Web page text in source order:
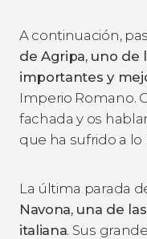
A continuación,
de Agripa, uno
importantes y
Imperio Romano.
fachada y os
que ha sufrido a lo
La última parada
Navona, una de
italiana. Sus